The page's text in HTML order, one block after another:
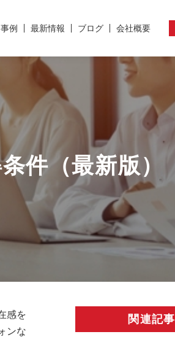
例 最新情報 ブログ 会社概要
件（最新版）
感を
ンな
関連記事